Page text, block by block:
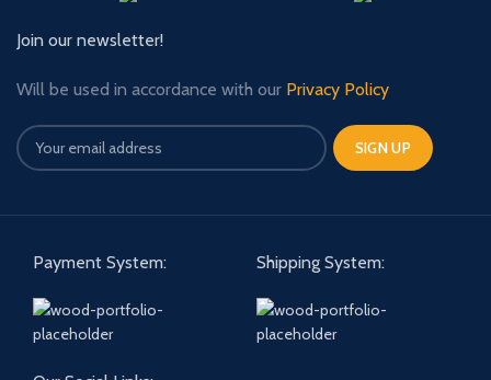
Join our newsletter!
Will be used in accordance with our Privacy Policy
Payment System: Shipping System: